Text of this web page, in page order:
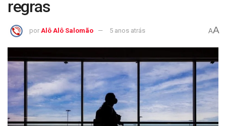
regras
por Alô Alô Salomão 5 anos atrás AA